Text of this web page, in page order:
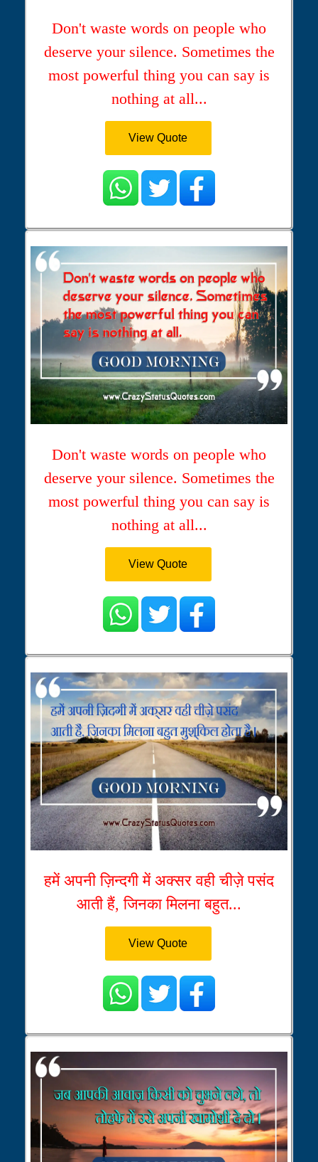
Don't waste words on people who
deserve your silence. Sometimes the
most powerful thing you can say is
nothing at all...
View Quote
Don't waste words on people who
deserve your silence. Sometimes the
most powerful thing you can say is
nothing at all...
View Quote
हमें अपनी ज़िन्दगी में अक्सर वही चीज़े पसंद
आती हैं, जिनका मिलना बहुत...
View Quote